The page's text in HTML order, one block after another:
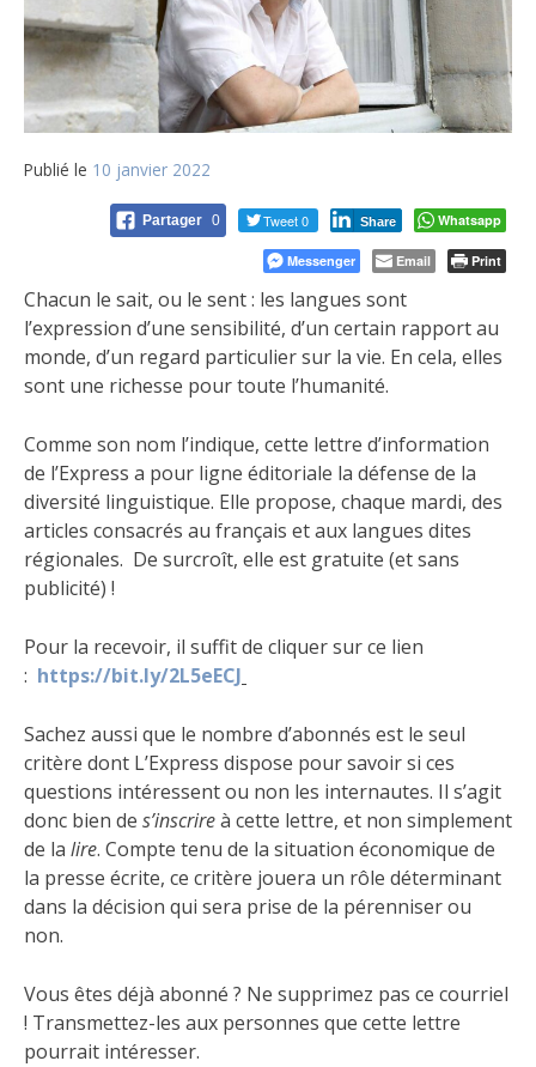
Publié le 10 janvier 2022
Partager 0 Tweet 0 Share Whatsapp
Messenger Email Print
Chacun le sait, ou le sent : les langues sont
l’expression d’une sensibilité, d’un certain rapport au
monde, d’un regard particulier sur la vie. En cela, elles
sont une richesse pour toute l’humanité.
Comme son nom l’indique, cette lettre d’information
de l’Express a pour ligne éditoriale la défense de la
diversité linguistique. Elle propose, chaque mardi, des
articles consacrés au français et aux langues dites
régionales. De surcroît, elle est gratuite (et sans
publicité) !
Pour la recevoir, il suffit de cliquer sur ce lien
: https://bit.ly/2L5eECJ
Sachez aussi que le nombre d’abonnés est le seul
critère dont L’Express dispose pour savoir si ces
questions intéressent ou non les internautes. Il s’agit
donc bien de s’inscrireà cette lettre, et non simplement
de la lire. Compte tenu de la situation économique de
la presse écrite, ce critère jouera un rôle déterminant
dans la décision qui sera prise de la pérenniser ou
non.
Vous êtes déjà abonné ? Ne supprimez pas ce courriel
! Transmettez-les aux personnes que cette lettre
pourrait intéresser.